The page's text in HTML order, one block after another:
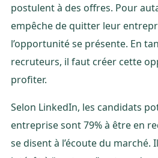
postulent à des offres. Pour
empêche de quitter leur
l’opportunité se présente. En
recruteurs, il faut créer cette
profiter.
Selon LinkedIn, les candidats
entreprise sont 79% à être en
se disent à l’écoute du marché.